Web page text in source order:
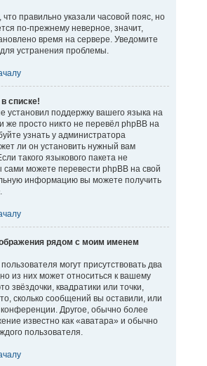
правильно указали часовой пояс, но
по-прежнему неверное, значит,
время на сервере. Уведомите
устранения проблемы.
списке!
установил поддержку вашего языка на
же просто никто не перевёл phpBB на
узнать у администратора
ли он установить нужный вам
такого языкового пакета не
сами можете перевести phpBB на свой
информацию вы можете получить
рядом с моим именем
могут присутствовать два
из них может относиться к вашему
звёздочки, квадратики или точки,
сколько сообщений вы оставили, или
Другое, обычно более
известно как «аватара» и обычно
пользователя.